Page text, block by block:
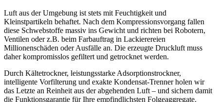
Luft aus der Umgebung ist stets mit Feuchtigkeit und
Kleinstpartikeln behaftet. Nach dem Kompressionsvorgang fallen
diese Schwebstoffe massiv ins Gewicht und richten bei Robotern,
Ventilen oder z.B. beim Farbauftrag in Lackierereien
Millionenschäden oder Ausfälle an. Die erzeugte Druckluft muss
daher kompromisslos gefiltert und getrocknet werden.
Durch Kältetrockner, leistungsstarke Adsorptionstrockner,
intelligente Vorfilterung und exakte Kondensat-Trenner holen wir
das Letzte an Reinheit aus der abgehenden Luft – und sichern damit
die Funktionsgarantie für Ihre empfindlichsten Folgeaggregate.